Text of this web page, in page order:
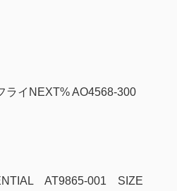
ライNEXT% AO4568-300
AT9865-001 SIZE